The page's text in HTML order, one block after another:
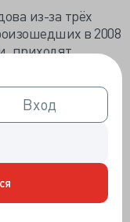
Вход
Вход
из-за трёх
в 2008
приходят
Но зацепить и
как
на счёт
и
отбило
салфетки при
после